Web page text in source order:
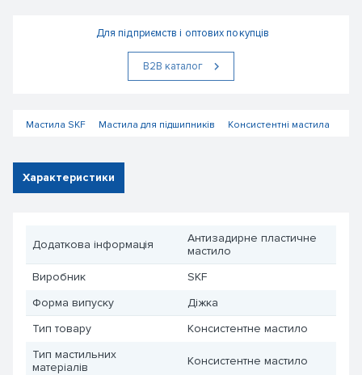
Для підприємств і оптових покупців
В2В каталог
Мастила SKF Мастила для підшипників Консистентні мастила
Характеристики
Додаткова інформація
Антизадирне пластичне
мастило
Виробник
SKF
Форма випуску
Діжка
Тип товару
Консистентне мастило
Тип мастильних
матеріалів
Консистентне мастило